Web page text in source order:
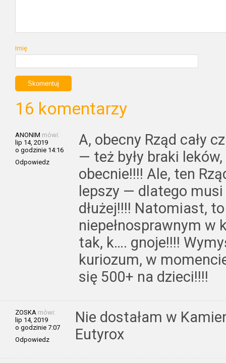
Imię
16 komentarzy
ANONIM mówi:
lip 14, 2019
o godzinie 14:16
Odpowiedz
A, obecny Rząd cały
— też były braki
obecnie!!!! Ale, ten
lepszy — dlatego
dłużej!!!! Natomiast,
niepełnosprawnym w
tak, k…. gnoje!!!!
kuriozum, w
się 500+ na dzieci!!!!
ZOSKA mówi:
lip 14, 2019
o godzinie 7:07
Odpowiedz
Nie dostałam w
Eutyrox